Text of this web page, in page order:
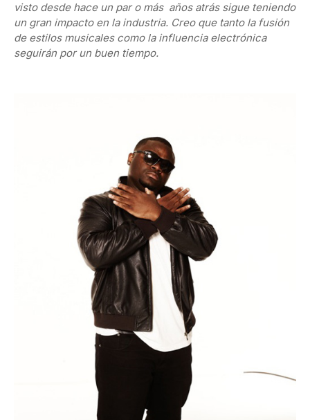
visto desde hace un par o más años atrás sigue teniendo
un gran impacto en la industria. Creo que tanto la fusión
de estilos musicales como la influencia electrónica
seguirán por un buen tiempo.